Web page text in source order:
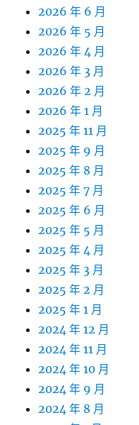
2026 年 6 月
2026 年 5 月
2026 年 4 月
2026 年 3 月
2026 年 2 月
2026 年 1 月
2025 年 11 月
2025 年 9 月
2025 年 8 月
2025 年 7 月
2025 年 6 月
2025 年 5 月
2025 年 4 月
2025 年 3 月
2025 年 2 月
2025 年 1 月
2024 年 12 月
2024 年 11 月
2024 年 10 月
2024 年 9 月
2024 年 8 月